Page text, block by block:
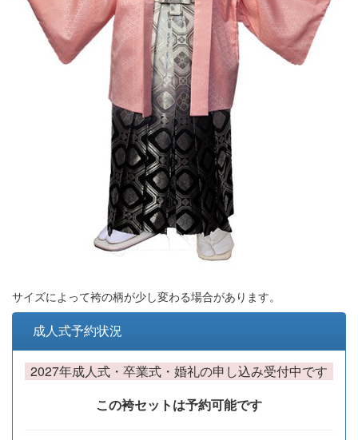
サイズによって袴の柄が少し変わる場合があります。
成人式予約状況
2027年成人式・卒業式・婚礼の申し込み受付中です
この袴セットは予約可能です